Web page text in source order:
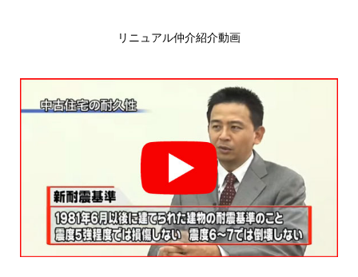
リニュアル仲介紹介動画